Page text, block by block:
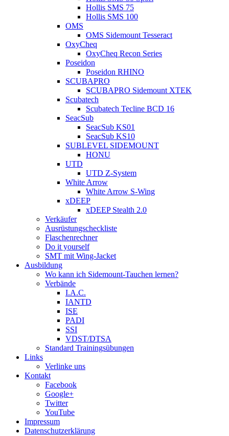
Hollis SMS 75
Hollis SMS 100
OMS
OMS Sidemount Tesseract
OxyCheq
OxyCheq Recon Series
Poseidon
Poseidon RHINO
SCUBAPRO
SCUBAPRO Sidemount XTEK
Scubatech
Scubatech Tecline BCD 16
SeacSub
SeacSub KS01
SeacSub KS10
SUBLEVEL SIDEMOUNT
HONU
UTD
UTD Z-System
White Arrow
White Arrow S-Wing
xDEEP
xDEEP Stealth 2.0
Verkäufer
Ausrüstungscheckliste
Flaschenrechner
Do it yourself
SMT mit Wing-Jacket
Ausbildung
Wo kann ich Sidemount-Tauchen lernen?
Verbände
I.A.C.
IANTD
ISE
PADI
SSI
VDST/DTSA
Standard Trainingsübungen
Links
Verlinke uns
Kontakt
Facebook
Google+
Twitter
YouTube
Impressum
Datenschutzerklärung